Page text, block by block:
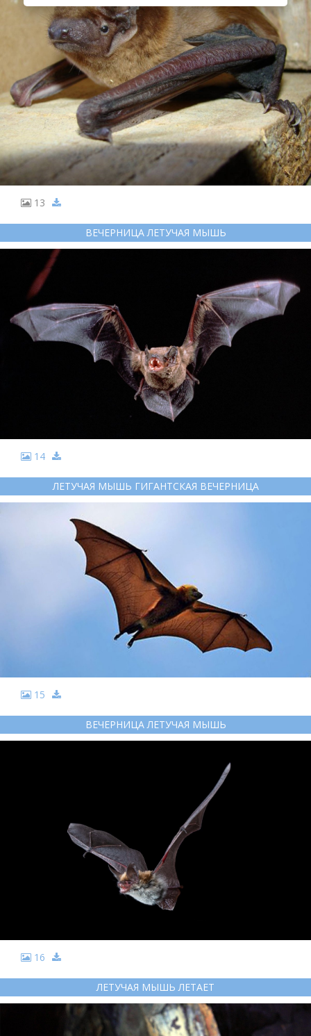
13
ВЕЧЕРНИЦА ЛЕТУЧАЯ МЫШЬ
14
ЛЕТУЧАЯ МЫШЬ ГИГАНТСКАЯ ВЕЧЕРНИЦА
15
ВЕЧЕРНИЦА ЛЕТУЧАЯ МЫШЬ
16
ЛЕТУЧАЯ МЫШЬ ЛЕТАЕТ